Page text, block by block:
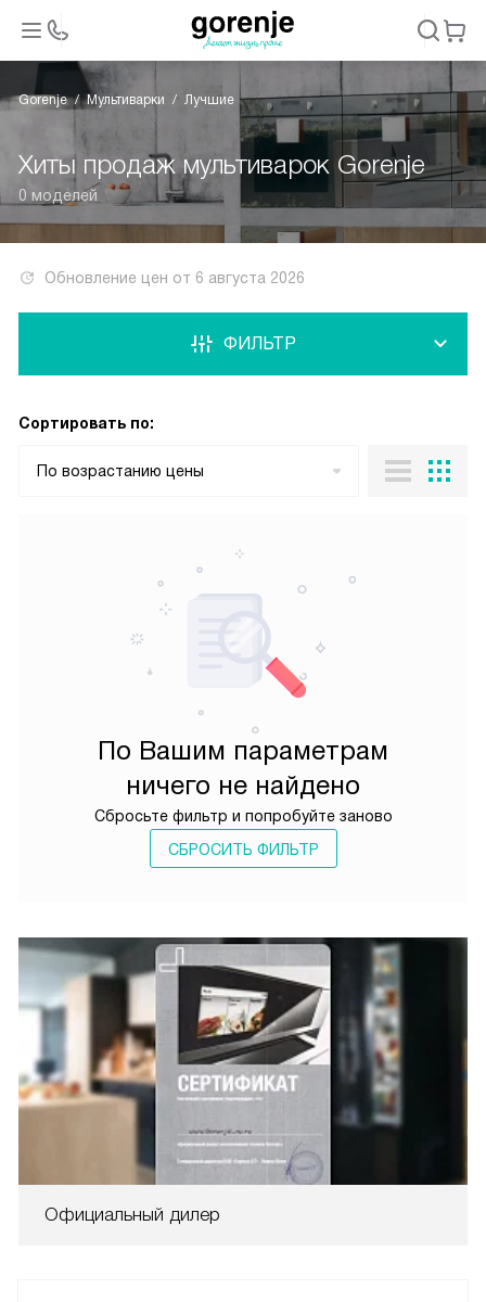
Gorenje Мультиварки Лучшие
Хиты продаж мультиварок Gorenje
0 моделей
Обновление цен от 6 августа 2026
ФИЛЬТР
Сортировать по:
По возрастанию цены
По Вашим параметрам
ничего не найдено
Сбросьте фильтр и попробуйте заново
СБРОСИТЬ ФИЛЬТР
Официальный дилер